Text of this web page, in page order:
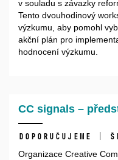
v souladu s závazky
Tento dvouhodinový
výzkumu, aby pomohl
akční plán pro
hodnocení výzkumu.
CC signals –
Doporučujeme |
Organizace Creative